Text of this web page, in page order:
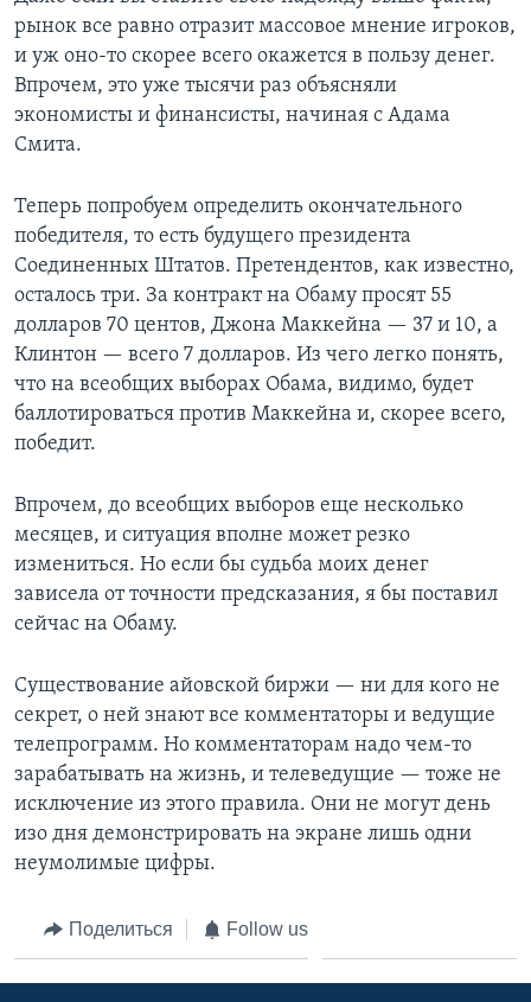
рынок все равно отразит массовое мнение игроков,
и уж оно-то скорее всего окажется в пользу денег.
Впрочем, это уже тысячи раз объясняли
экономисты и финансисты, начиная с Адама
Смита.
Теперь попробуем определить окончательного
победителя, то есть будущего президента
Соединенных Штатов. Претендентов, как известно,
осталось три. За контракт на Обаму просят 55
долларов 70 центов, Джона Маккейна — 37 и 10, а
Клинтон — всего 7 долларов. Из чего легко понять,
что на всеобщих выборах Обама, видимо, будет
баллотироваться против Маккейна и, скорее всего,
победит.
Впрочем, до всеобщих выборов еще несколько
месяцев, и ситуация вполне может резко
измениться. Но если бы судьба моих денег
зависела от точности предсказания, я бы поставил
сейчас на Обаму.
Существование айовской биржи — ни для кого не
секрет, о ней знают все комментаторы и ведущие
телепрограмм. Но комментаторам надо чем-то
зарабатывать на жизнь, и телеведущие — тоже не
исключение из этого правила. Они не могут день
изо дня демонстрировать на экране лишь одни
неумолимые цифры.
Поделиться Follow us